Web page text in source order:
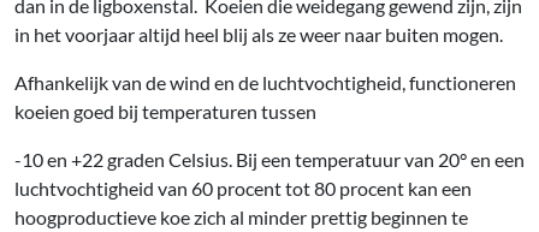
dan in de ligboxenstal. Koeien die weidegang gewend zijn, zijn
in het voorjaar altijd heel blij als ze weer naar buiten mogen.
Afhankelijk van de wind en de luchtvochtigheid, functioneren
koeien goed bij temperaturen tussen
-10 en +22 graden Celsius. Bij een temperatuur van 20° en een
luchtvochtigheid van 60 procent tot 80 procent kan een
hoogproductieve koe zich al minder prettig beginnen te